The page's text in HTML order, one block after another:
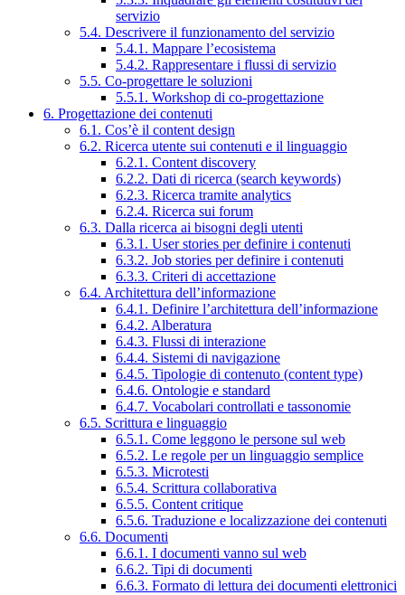
servizio
5.4. Descrivere il funzionamento del servizio
5.4.1. Mappare l’ecosistema
5.4.2. Rappresentare i flussi di servizio
5.5. Co-progettare le soluzioni
5.5.1. Workshop di co-progettazione
6. Progettazione dei contenuti
6.1. Cos’è il content design
6.2. Ricerca utente sui contenuti e il linguaggio
6.2.1. Content discovery
6.2.2. Dati di ricerca (search keywords)
6.2.3. Ricerca tramite analytics
6.2.4. Ricerca sui forum
6.3. Dalla ricerca ai bisogni degli utenti
6.3.1. User stories per definire i contenuti
6.3.2. Job stories per definire i contenuti
6.3.3. Criteri di accettazione
6.4. Architettura dell’informazione
6.4.1. Definire l’architettura dell’informazione
6.4.2. Alberatura
6.4.3. Flussi di interazione
6.4.4. Sistemi di navigazione
6.4.5. Tipologie di contenuto (content type)
6.4.6. Ontologie e standard
6.4.7. Vocabolari controllati e tassonomie
6.5. Scrittura e linguaggio
6.5.1. Come leggono le persone sul web
6.5.2. Le regole per un linguaggio semplice
6.5.3. Microtesti
6.5.4. Scrittura collaborativa
6.5.5. Content critique
6.5.6. Traduzione e localizzazione dei contenuti
6.6. Documenti
6.6.1. I documenti vanno sul web
6.6.2. Tipi di documenti
6.6.3. Formato di lettura dei documenti elettronici